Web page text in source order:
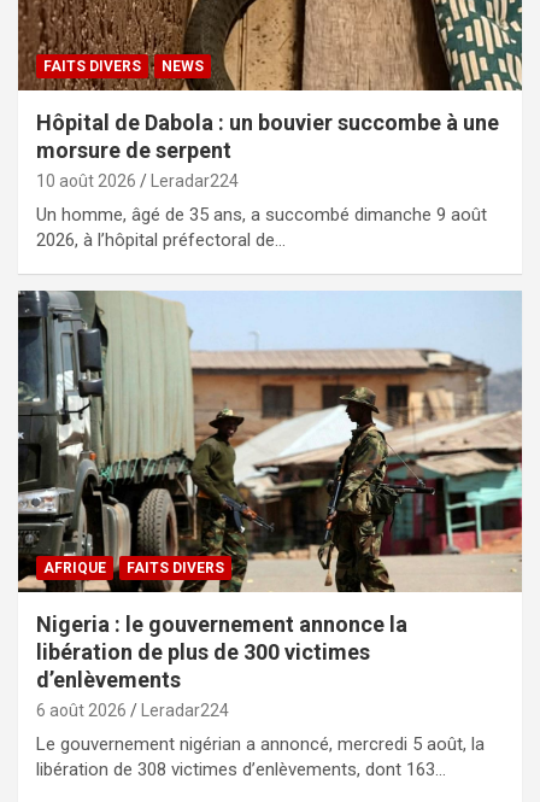
FAITS DIVERS NEWS
Hôpital de Dabola : un bouvier succombe à une
morsure de serpent
10 août 2026 Leradar224
Un homme, âgé de 35 ans, a succombé dimanche 9 août
2026, à l’hôpital préfectoral de…
AFRIQUE FAITS DIVERS
Nigeria : le gouvernement annonce la
libération de plus de 300 victimes
d’enlèvements
6 août 2026 Leradar224
Le gouvernement nigérian a annoncé, mercredi 5 août, la
libération de 308 victimes d’enlèvements, dont 163…